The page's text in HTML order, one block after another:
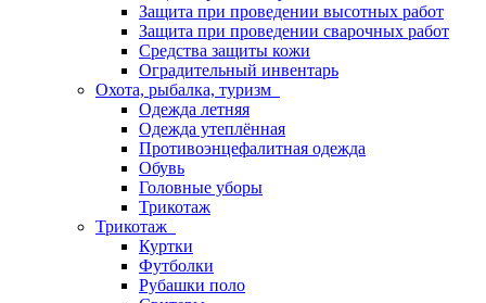
Защита при проведении высотных работ
Защита при проведении сварочных работ
Средства защиты кожи
Оградительный инвентарь
Охота, рыбалка, туризм
Одежда летняя
Одежда утеплённая
Противоэнцефалитная одежда
Обувь
Головные уборы
Трикотаж
Трикотаж
Куртки
Футболки
Рубашки поло